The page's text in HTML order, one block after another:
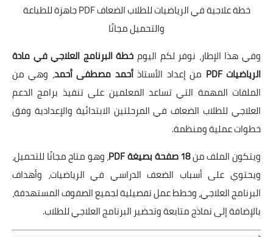
خطة علاجية في الرياضيات للطلاب الضعاف PDF جاهزة للطباعة
والتحميل مجانًا
وفي هذا الإطار، نوفر لكم اليوم خطة البرنامج العلاجي في مادة
الرياضيات PDF
من إعداد الأستاذأحمد مصطفى أحمد، وهي من
الملفات المهمة التي تساعد المعلمين على تنفيذ برامج الدعم
العلاجي للطلاب الضعاف في المرحلتين الابتدائية والإعدادية وفق
خطوات عملية ومنظمة.
ويتكون الملف من18 صفحة بصيغة PDF
، وهو متاح مجانًا للتحميل،
ويحتوي على أسباب الضعف الدراسي في الرياضيات، وأهداف
البرنامج العلاجي، وخطط عمل تفصيلية لجميع الصفوف المستهدفة،
بالإضافة إلى نماذج متابعة وتحضير البرنامج العلاجي للطلاب.